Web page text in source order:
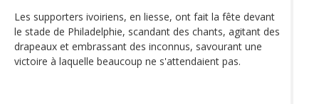
Les supporters ivoiriens, en liesse, ont fait la fête devant
le stade de Philadelphie, scandant des chants, agitant des
drapeaux et embrassant des inconnus, savourant une
victoire à laquelle beaucoup ne s'attendaient pas.